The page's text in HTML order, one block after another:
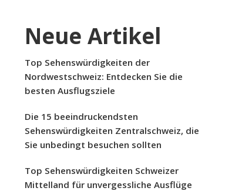
Neue Artikel
Top Sehenswürdigkeiten der
Nordwestschweiz: Entdecken Sie die
besten Ausflugsziele
Die 15 beeindruckendsten
Sehenswürdigkeiten Zentralschweiz, die
Sie unbedingt besuchen sollten
Top Sehenswürdigkeiten Schweizer
Mittelland für unvergessliche Ausflüge